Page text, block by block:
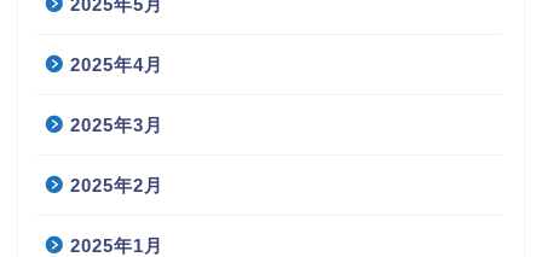
2025年5月
2025年4月
2025年3月
2025年2月
2025年1月